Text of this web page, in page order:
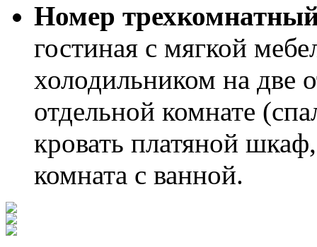
Номер
гостиная с мягкой
холодильником на две
отдельной комнате
кровать платяной
комната с ванной.